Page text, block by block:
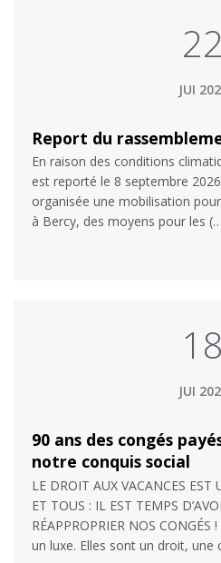
22
JUI
Report du
En raison des conditions
est reporté le 8 septembre
organisée une mobilisation
à Bercy, des moyens pour les
18
JUI
90 ans des congés
notre conquis social
LE DROIT AUX VACANCES
ET TOUS : IL EST TEMPS
RÉAPPROPRIER NOS
un luxe. Elles sont un droit, une